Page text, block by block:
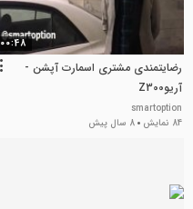
00:48
رضایتمندی مشتری اسمارت آپشن -
آریوZ300
smartoption
84 نمایش
8 سال پیش